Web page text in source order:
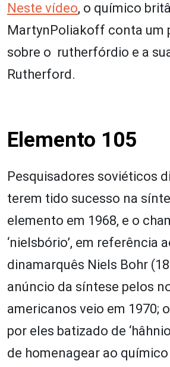
Neste vídeo, o químico
MartynPoliakoff conta um
sobre o rutherfórdio e a
Rutherford.
Elemento 105
Pesquisadores soviéticos
terem tido sucesso na
elemento em 1968, e o
‘nielsbório’, em referência
dinamarquês Niels Bohr
anúncio da síntese pelos
americanos veio em 1970;
por eles batizado de
de homenagear ao